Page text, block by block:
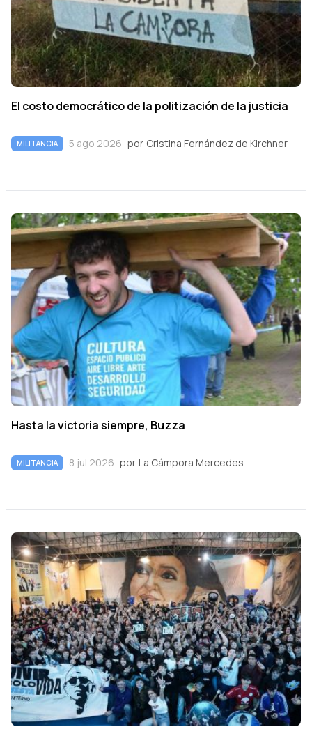
El costo democrático de la politización de la justicia
MILITANCIA 5 ago 2026 por Cristina Fernández de Kirchner
Hasta la victoria siempre, Buzza
MILITANCIA 8 jul 2026 por La Cámpora Mercedes